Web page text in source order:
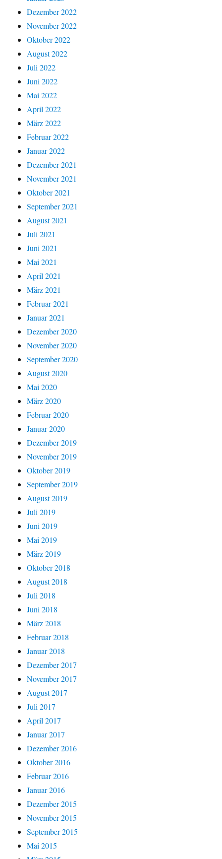
Dezember 2022
November 2022
Oktober 2022
August 2022
Juli 2022
Juni 2022
Mai 2022
April 2022
März 2022
Februar 2022
Januar 2022
Dezember 2021
November 2021
Oktober 2021
September 2021
August 2021
Juli 2021
Juni 2021
Mai 2021
April 2021
März 2021
Februar 2021
Januar 2021
Dezember 2020
November 2020
September 2020
August 2020
Mai 2020
März 2020
Februar 2020
Januar 2020
Dezember 2019
November 2019
Oktober 2019
September 2019
August 2019
Juli 2019
Juni 2019
Mai 2019
März 2019
Oktober 2018
August 2018
Juli 2018
Juni 2018
März 2018
Februar 2018
Januar 2018
Dezember 2017
November 2017
August 2017
Juli 2017
April 2017
Januar 2017
Dezember 2016
Oktober 2016
Februar 2016
Januar 2016
Dezember 2015
November 2015
September 2015
Mai 2015